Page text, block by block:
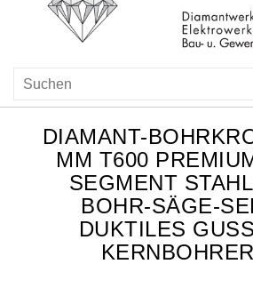
DIAMANT-
MM T600
SEGMENT
BOHR-SÄGE-
DUKTILES